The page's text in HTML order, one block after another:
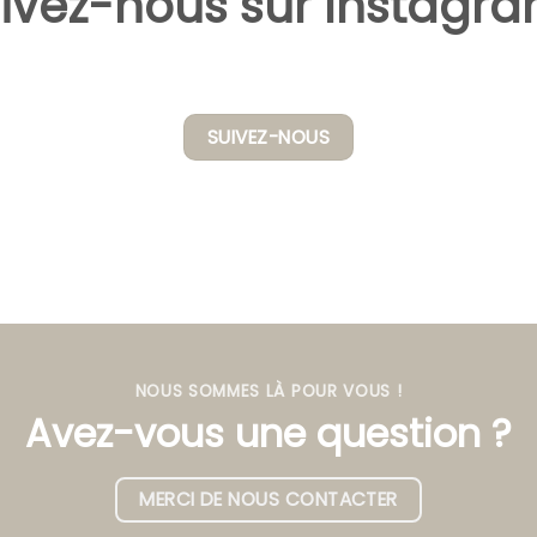
SUIVEZ-NOUS
NOUS SOMMES LÀ POUR VOUS !
Avez-vous une question ?
MERCI DE NOUS CONTACTER